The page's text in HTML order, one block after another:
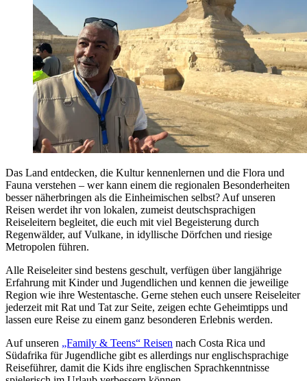
Das Land entdecken, die Kultur kennenlernen und die Flora und
Fauna verstehen – wer kann einem die regionalen Besonderheiten
besser näherbringen als die Einheimischen selbst? Auf unseren
Reisen werdet ihr von lokalen, zumeist deutschsprachigen
Reiseleitern begleitet, die euch mit viel Begeisterung durch
Regenwälder, auf Vulkane, in idyllische Dörfchen und riesige
Metropolen führen.
Alle Reiseleiter sind bestens geschult, verfügen über langjährige
Erfahrung mit Kinder und Jugendlichen und kennen die jeweilige
Region wie ihre Westentasche. Gerne stehen euch unsere Reiseleiter
jederzeit mit Rat und Tat zur Seite, zeigen echte Geheimtipps und
lassen eure Reise zu einem ganz besonderen Erlebnis werden.
Auf unseren „Family & Teens“ Reisen nach Costa Rica und
Südafrika für Jugendliche gibt es allerdings nur englischsprachige
Reiseführer, damit die Kids ihre englischen Sprachkenntnisse